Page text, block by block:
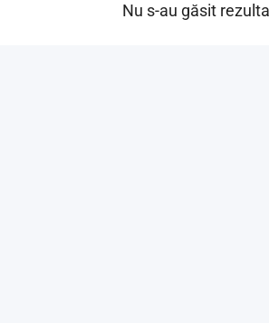
Nu s-au găsit